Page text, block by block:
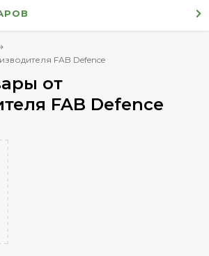
FAB Defence
от
FAB Defence